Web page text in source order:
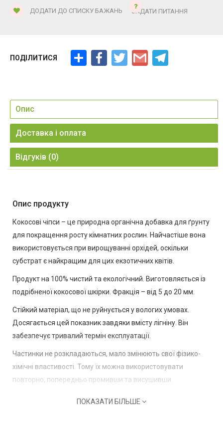
ДОДАТИ ДО СПИСКУ БАЖАНЬ ЗАДАТИ ПИТАННЯ
ПОДІЛИТИСЯ Ресурс FacebookTwitter Gmail
Опис
Доставка і оплата
Відгуків (0)
Опис продукту
Кокосові чіпси – це природна органічна добавка для ґрунту
для покращення росту кімнатних рослин. Найчастіше вона
використовується при вирощуванні орхідей, оскільки
субстрат є найкращим для цих екзотичних квітів.
Продукт на 100% чистий та екологічний. Виготовляється із
подрібненої кокосової шкірки. Фракція – від 5 до 20 мм.
Стійкий матеріал, що не руйнується у вологих умовах.
Досягається цей показник завдяки вмісту лігніну. Він
забезпечує тривалий термін експлуатації.
Частинки не розкладаються, мало змінюють свої фізико-
хімічні властивості. Тому їх можна використовувати
повторно, попередньо промивши та висушивши.
Кокосові чіпси рівномірно розподіляють рідину,
ПОКАЗАТИ БІЛЬШЕ